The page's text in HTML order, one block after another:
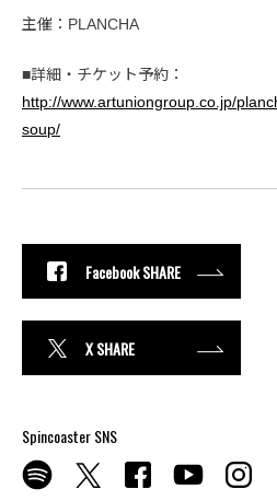
主催：PLANCHA
■詳細・チケット予約：
http://www.artuniongroup.co.jp/
soup/
Facebook SHARE
X SHARE
Spincoaster SNS